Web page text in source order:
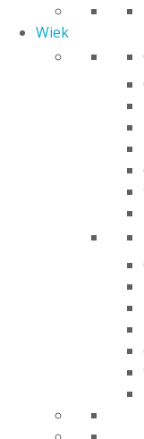
Wiek
TREFL GRA
Liczymyto
wprowadza dzieci w
uczy opanować
Zabawa z Treflikami
spostrzegawczość i
nie była tak
10
Wymiary